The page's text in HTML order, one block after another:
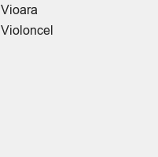
Vioara
Violoncel